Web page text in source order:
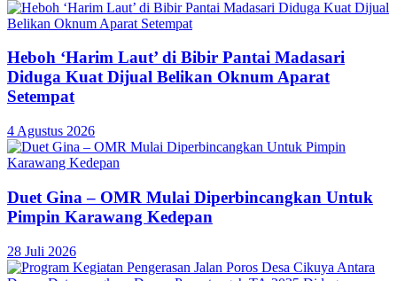
Heboh ‘Harim Laut’ di Bibir Pantai Madasari
Diduga Kuat Dijual Belikan Oknum Aparat
Setempat
4 Agustus 2026
Duet Gina – OMR Mulai Diperbincangkan Untuk
Pimpin Karawang Kedepan
28 Juli 2026